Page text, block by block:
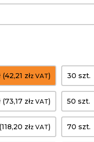
złz VAT) 30 szt.
(73,17 złz VAT) 50 szt.
złz VAT) 70 szt.